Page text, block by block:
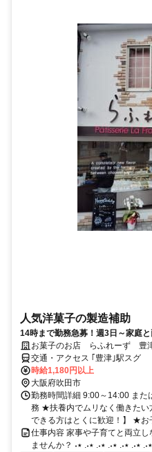
人気洋菓子の製造補助
14時まで勤務急募！週3日～家庭
お菓子のお店 らふれーず 豊津
ョン)
交通・アクセス ｢豊津｣駅スグ
時給1,180円以上
大阪府吹田市
勤務時間詳細 9:00～14:00 ま
務 ★扶養内でムリなく働きたい
できる方はとくに歓迎！】 ★お
仕事内容 家事や子育てと両立